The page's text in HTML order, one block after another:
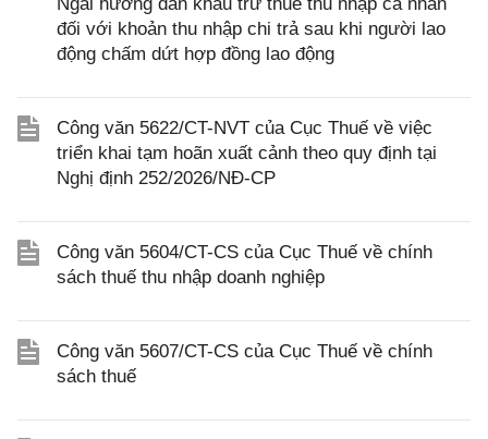
đối với khoản thu nhập chi trả sau khi người lao
động chấm dứt hợp đồng lao động
Công văn 5622/CT-NVT của Cục Thuế về việc
triển khai tạm hoãn xuất cảnh theo quy định tại
Nghị định 252/2026/NĐ-CP
Công văn 5604/CT-CS của Cục Thuế về chính
sách thuế thu nhập doanh nghiệp
Công văn 5607/CT-CS của Cục Thuế về chính
sách thuế